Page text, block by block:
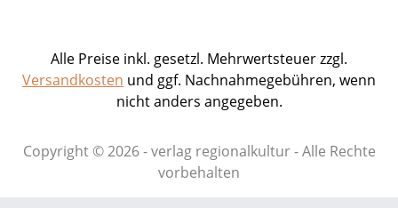
des Zusammenlebens in Ubstadt-
Weiher in stimmungsvollen
Bildimpressionen der engagierten
illustriert. Hrsg. von der Gemeinde
Ubstadt-Weiher. Mit Fotografien von
Alle Preise inkl. gesetzl. Mehrwertsteuer zzgl.
Versandkosten und ggf. Nachnahmegebühren, wenn
nicht anders angegeben.
Copyright © 2026 - verlag regionalkultur - Alle Rechte
vorbehalten